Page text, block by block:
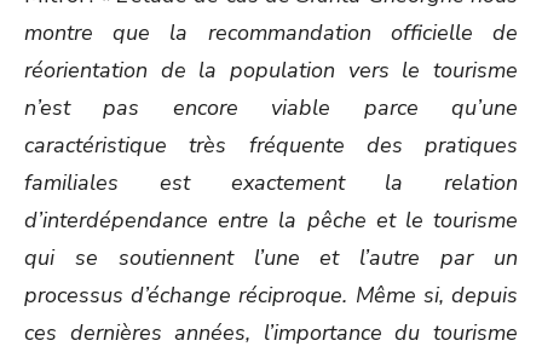
montre que la recommandation officielle de
réorientation de la population vers le tourisme
n’est pas encore viable parce qu’une
caractéristique très fréquente des pratiques
familiales est exactement la relation
d’interdépendance entre la pêche et le tourisme
qui se soutiennent l’une et l’autre par un
processus d’échange réciproque. Même si, depuis
ces dernières années, l’importance du tourisme